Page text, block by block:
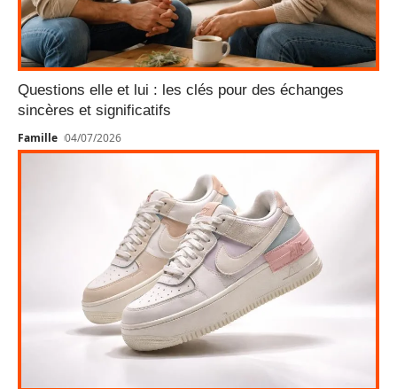
Questions elle et lui : les clés pour des échanges
sincères et significatifs
Famille 04/07/2026